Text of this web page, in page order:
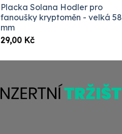
Placka Solana Hodler pro
fanoušky kryptoměn - velká 58
mm
29,00 Kč